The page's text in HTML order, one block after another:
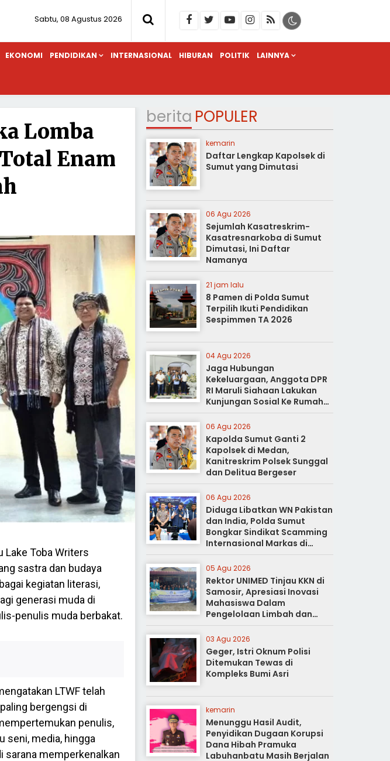
Sabtu, 08 Agustus 2026
EKONOMI PENDIDIKAN INTERNASIONAL HIBURAN POLITIK LAINNYA
Lomba
Enam
Lake Toba Writers
sastra dan budaya
kegiatan literasi,
generasi muda di
penulis muda berbakat.
LTWF telah
bergengsi di
penulis,
seni, media, hingga
sarana memperkenalkan
berita POPULER
kemarin
Daftar Lengkap Kapolsek di
Sumut yang Dimutasi
06 Agu 2026
Sejumlah Kasatreskrim-
Kasatresnarkoba di Sumut
Dimutasi, Ini Daftar
Namanya
21 jam lalu
8 Pamen di Polda Sumut
Terpilih Ikuti Pendidikan
Sespimmen TA 2026
04 Agu 2026
Jaga Hubungan
Kekeluargaan, Anggota DPR
RI Maruli Siahaan Lakukan
Kunjungan Sosial Ke Rumah
Duka
06 Agu 2026
Kapolda Sumut Ganti 2
Kapolsek di Medan,
Kanitreskrim Polsek Sunggal
dan Delitua Bergeser
06 Agu 2026
Diduga Libatkan WN Pakistan
dan India, Polda Sumut
Bongkar Sindikat Scamming
Internasional Markas di
Apartemen Podomoro
05 Agu 2026
Rektor UNIMED Tinjau KKN di
Samosir, Apresiasi Inovasi
Mahasiswa Dalam
Pengelolaan Limbah dan
Pertanian Ramah Lingkungan
03 Agu 2026
Geger, Istri Oknum Polisi
Ditemukan Tewas di
Kompleks Bumi Asri
kemarin
Menunggu Hasil Audit,
Penyidikan Dugaan Korupsi
Dana Hibah Pramuka
Labuhanbatu Masih Berjalan